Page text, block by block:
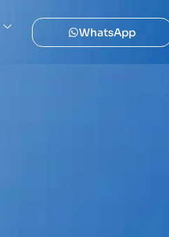
WhatsApp